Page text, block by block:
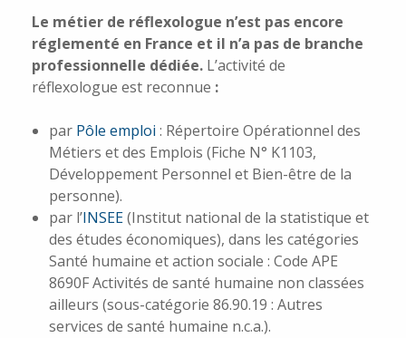
Le métier de réflexologue n’est pas encore
réglementé en France et il n’a pas de branche
professionnelle dédiée. L’activité de
réflexologue est reconnue :
par Pôle emploi : Répertoire Opérationnel des
Métiers et des Emplois (Fiche N° K1103,
Développement Personnel et Bien-être de la
personne).
par l’INSEE(Institut national de la statistique et
des études économiques), dans les catégories
Santé humaine et action sociale : Code APE
8690F Activités de santé humaine non classées
ailleurs (sous-catégorie 86.90.19 : Autres
services de santé humaine n.c.a.).